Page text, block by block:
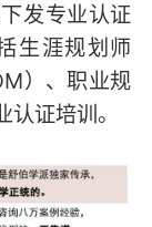
发专业认证
生涯规划师
）、职业规
证培训。